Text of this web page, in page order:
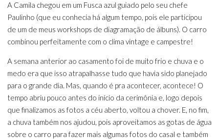
A Camila chegou em um Fusca azul guiado pelo seu chefe
Paulinho (que eu conhecia há algum tempo, pois ele participou
de um de meus workshops de diagramação de álbuns). O carro
combinou perfeitamente com o clima vintage e campestre!
A semana anterior ao casamento foi de muito frio e chuva e o
medo era que isso atrapalhasse tudo que havia sido planejado
para o grande dia. Mas, quando é pra acontecer, acontece! O
tempo abriu pouco antes do início da cerimônia e, logo depois
que finalizamos as fotos a céu aberto, voltou a chover. E, no fim,
a chuva também nos ajudou, pois aproveitamos as gotas de água
sobre o carro para fazer mais algumas fotos do casal e também